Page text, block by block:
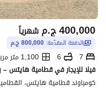
ج.م400,000 شهرياً
الدفعة المقدّمة: 800,000 ج.م
7
6
1,100 متر مربع
فيلا للإيجار في قطامية هايتس
كومباوند قطامية هايتس،